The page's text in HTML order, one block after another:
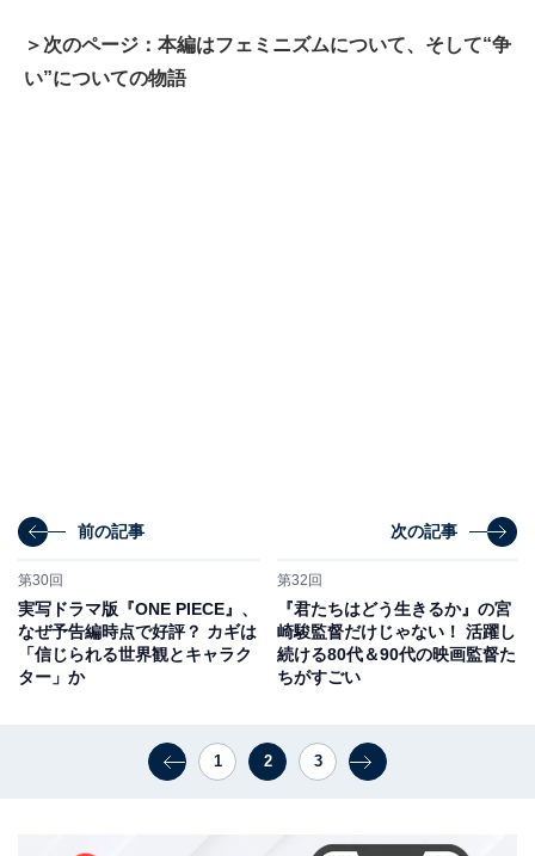
＞次のページ：本編はフェミニズムについて、そして“争
い”についての物語
前の記事
第30回
実写ドラマ版『ONE PIECE』、
なぜ予告編時点で好評？ カギは
「信じられる世界観とキャラク
ター」か
次の記事
第32回
『君たちはどう生きるか』の宮
崎駿監督だけじゃない！ 活躍し
続ける80代＆90代の映画監督た
ちがすごい
1 2 3